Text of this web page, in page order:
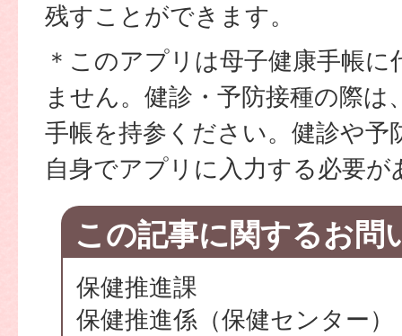
残すことができます。
＊このアプリは母子健康手帳
ません。健診・予防接種の際は
手帳を持参ください。健診や予
自身でアプリに入力する必要が
この記事に関するお問
保健推進課
保健推進係（保健センター）